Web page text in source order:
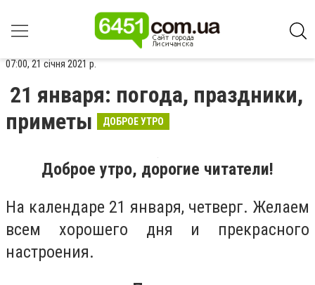
07:00, 21 січня 2021 р.
21 января: погода, праздники,
приметы
ДОБРОЕ УТРО
Доброе утро, дорогие читатели!
На календаре 21 января, четверг. Желаем
всем хорошего дня и прекрасного
настроения.